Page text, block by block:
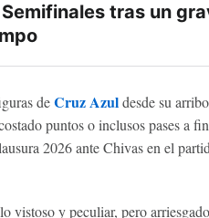
tras un
deCruz Azuldesde su
puntos o inclusos pases a
2026 ante Chivas en el
vistoso y peculiar, pero